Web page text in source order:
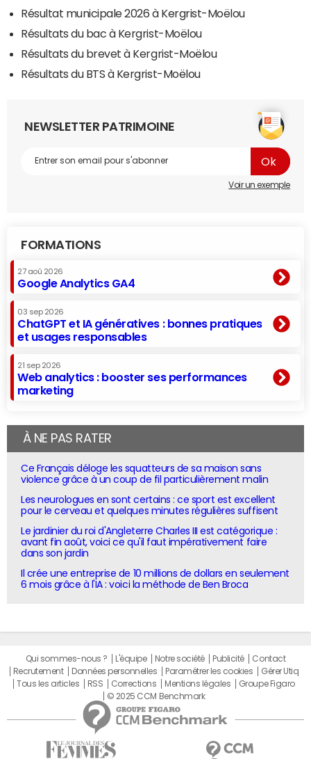
Résultat municipale 2026 à Kergrist-Moëlou
Résultats du bac à Kergrist-Moëlou
Résultats du brevet à Kergrist-Moëlou
Résultats du BTS à Kergrist-Moëlou
NEWSLETTER PATRIMOINE
Voir un exemple
FORMATIONS
27 aoû 2026
Google Analytics GA4
03 sep 2026
ChatGPT et IA génératives : bonnes pratiques
et usages responsables
21 sep 2026
Web analytics : booster ses performances
marketing
À NE PAS RATER
Ce Français déloge les squatteurs de sa maison sans
violence grâce à un coup de fil particulièrement malin
Les neurologues en sont certains : ce sport est excellent
pour le cerveau et quelques minutes régulières suffisent
Le jardinier du roi d'Angleterre Charles III est catégorique :
avant fin août, voici ce qu'il faut impérativement faire
dans son jardin
Il crée une entreprise de 10 millions de dollars en seulement
6 mois grâce à l'IA : voici la méthode de Ben Broca
Qui sommes-nous ? L'équipe Notre société Publicité
Contact
Recrutement
Données personnelles Paramétrer les cookies
Gérer Utiq
Tous les articles
RSS Corrections Mentions légales
Groupe Figaro
© 2025 CCM Benchmark